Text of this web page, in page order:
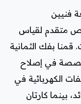
فنيين
متقدم لقياس
قمنا بفك الثمانية
في إصلاح
الكهربائية في
بينما كارتان